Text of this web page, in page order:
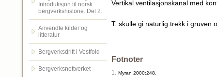
Introduksjon til norsk
bergverkshistorie. Del 2.
Anvendte kilder og
litteratur
Bergverksdrift i Vestfold
Bergverksnettverket
Vertikal ventilasjonskanal med
T. skulle gi naturlig trekk i gruven
Fotnoter
1. Myran 2000:248.